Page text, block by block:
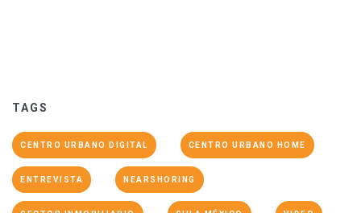
TAGS
CENTRO URBANO DIGITAL CENTRO URBANO HOME
ENTREVISTA NEARSHORING